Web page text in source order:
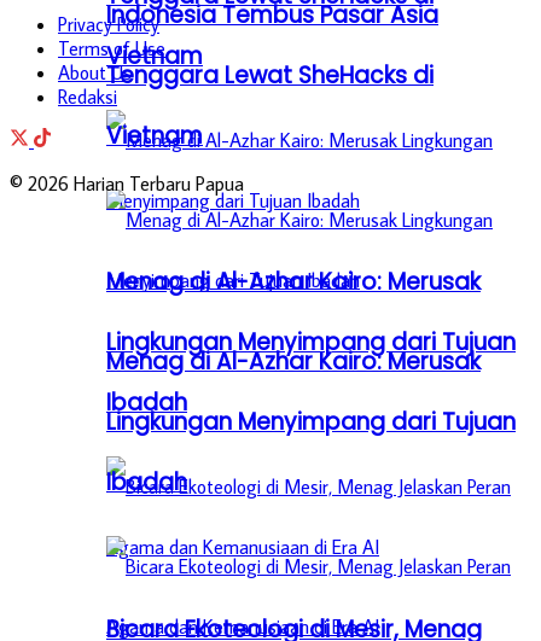
Vietnam
Menag di Al-Azhar Kairo: Merusak
Lingkungan Menyimpang dari Tujuan
Ibadah
Bicara Ekoteologi di Mesir, Menag
Indonesia Tembus Pasar Asia
Tenggara Lewat SheHacks di
Vietnam
Menag di Al-Azhar Kairo: Merusak
Lingkungan Menyimpang dari Tujuan
Ibadah
Privacy Policy
Terms of Use
About Us
Redaksi
© 2026 Harian Terbaru Papua